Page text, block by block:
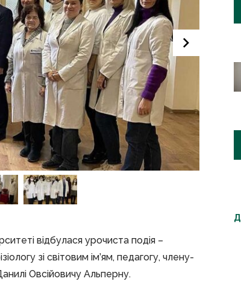
відбулася урочиста подія –
зі світовим ім’ям, педагогу, члену-
Овсійовичу Альперну.